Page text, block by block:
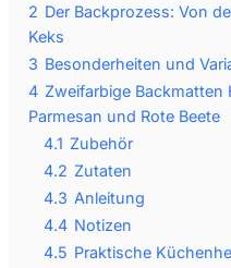
2 Der Backprozess: Von
Keks
3 Besonderheiten und
4 Zweifarbige
Parmesan und Rote Beete
4.1 Zubehör
4.2 Zutaten
4.3 Anleitung
4.4 Notizen
4.5 Praktische